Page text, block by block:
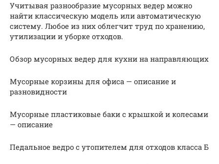
Учитывая разнообразие мусорных ведер можно
найти классическую модель или автоматическую
систему. Любое из них облегчит труд по хранению,
утилизации и уборке отходов.
Обзор мусорных ведер для кухни на направляющих
Мусорные корзины для офиса — описание и
разновидности
Мусорные пластиковые баки с крышкой и колесами
— описание
Педальное ведро с утопителем для отходов класса Б